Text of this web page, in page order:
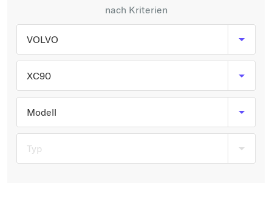
Typ wählen
nach Kriterien
VOLVO
XC90
Modell
Typ